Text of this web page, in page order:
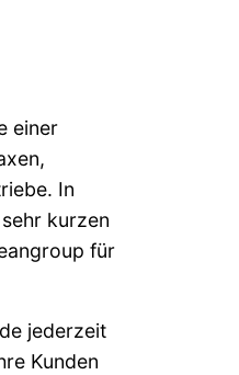
einer
In
kurzen
für
jederzeit
Kunden